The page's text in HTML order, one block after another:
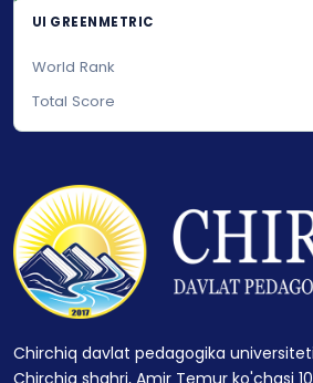
UI GREENMETRIC
World Rank
Total Score
Chirchiq davlat pedagogika
Chirchiq shahri, Amir Temur ko'chasi